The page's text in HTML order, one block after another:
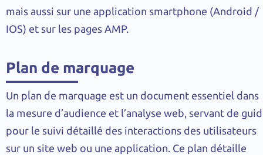
mais aussi sur une application smartphone (Android /
IOS) et sur les pages AMP.
Plan de marquage
Un plan de marquage est un document essentiel dans
la mesure d’audience et l’analyse web, servant de
pour le suivi détaillé des interactions des utilisateurs
sur un site web ou une application. Ce plan détaille